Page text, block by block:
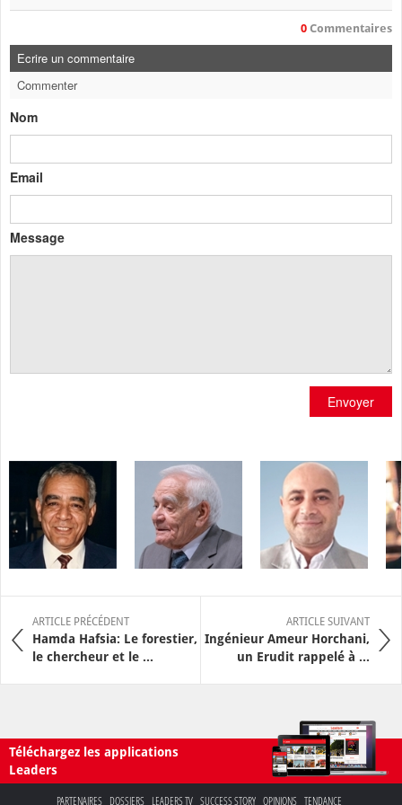
0 Commentaires
Ecrire un commentaire
Commenter
Nom
Email
Message
Envoyer
ARTICLE PRÉCÉDENT
Hamda Hafsia: Le forestier,
le chercheur et le ...
ARTICLE SUIVANT
Ingénieur Ameur Horchani,
un Erudit rappelé à ...
Téléchargez les applications
Leaders
PARTENAIRES DOSSIERS LEADERS TV SUCCESS STORY OPINIONS TENDANCE